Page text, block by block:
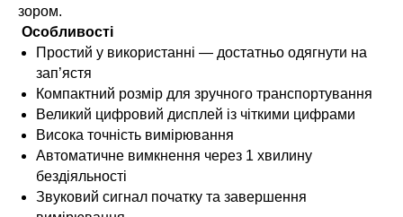
зором.
Особливості
Простий у використанні — достатньо одягнути на
зап’ястя
Компактний розмір для зручного транспортування
Великий цифровий дисплей із чіткими цифрами
Висока точність вимірювання
Автоматичне вимкнення через 1 хвилину
бездіяльності
Звуковий сигнал початку та завершення